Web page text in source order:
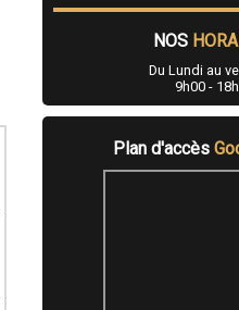
NOS
Du Lundi au
9h00 -
Plan d'accès